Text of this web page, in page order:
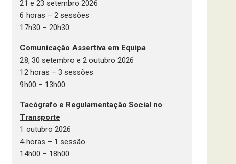
21 e 23 setembro 2026
6 horas – 2 sessões
17h30 – 20h30
Comunicação Assertiva em Equipa
28, 30 setembro e 2 outubro 2026
12 horas – 3 sessões
9h00 – 13h00
Tacógrafo e Regulamentação Social no
Transporte
1 outubro 2026
4 horas – 1 sessão
14h00 – 18h00